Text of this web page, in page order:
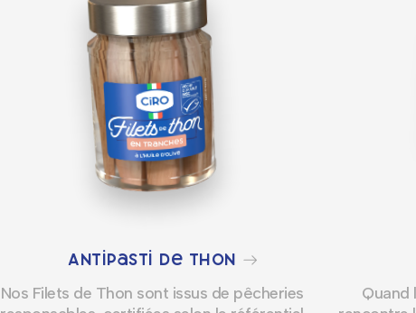
Antipasti de thon
Nos Filets de Thon sont issus de pêcheries
Quand